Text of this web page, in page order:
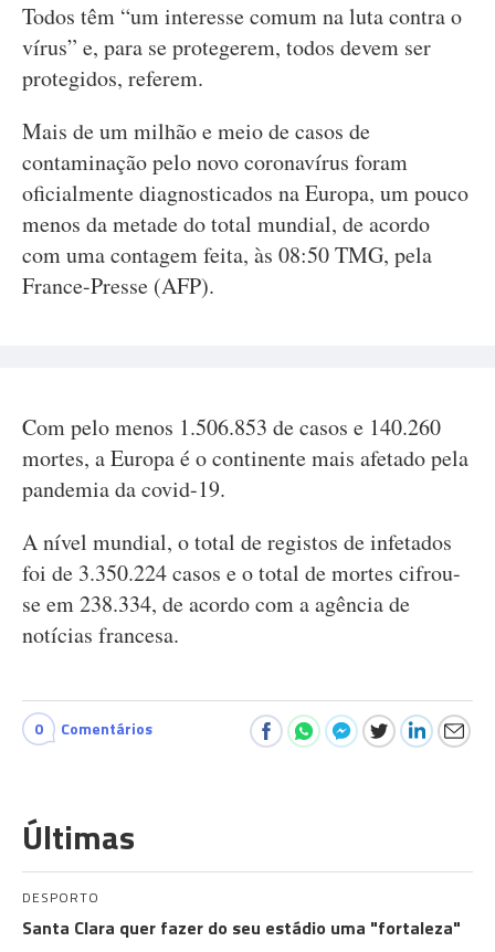
Todos têm “um interesse comum na luta contra o
vírus” e, para se protegerem, todos devem ser
protegidos, referem.
Mais de um milhão e meio de casos de
contaminação pelo novo coronavírus foram
oficialmente diagnosticados na Europa, um pouco
menos da metade do total mundial, de acordo
com uma contagem feita, às 08:50 TMG, pela
France-Presse (AFP).
Com pelo menos 1.506.853 de casos e 140.260
mortes, a Europa é o continente mais afetado pela
pandemia da covid-19.
A nível mundial, o total de registos de infetados
foi de 3.350.224 casos e o total de mortes cifrou-
se em 238.334, de acordo com a agência de
notícias francesa.
0 Comentários
Últimas
DESPORTO
Santa Clara quer fazer do seu estádio uma "fortaleza"